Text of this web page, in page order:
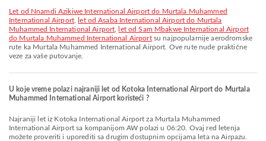
let od Nnamdi Azikiwe International Airport do Murtala Muhammed
International Airport,
let od Asaba International Airport do Murtala
Muhammed International Airport
let od Sam Mbakwe International Airport
do Murtala Muhammed International Airportsu najpopularnije aerodromske
rute ka Murtala Muhammed International Airport. Ove rute nude praktične
veze za vaše putovanje.
U koje vreme polazi najraniji let od Kotoka International Airport do Murtala
Muhammed International Airport koristeći ?
Najraniji let iz Kotoka International Airport za Murtala Muhammed
International Airport sa kompanijom AW polazi u 06:20. Ovaj red letenja
možete proveriti i uporediti sa drugim dostupnim opcijama leta na Airpazu.